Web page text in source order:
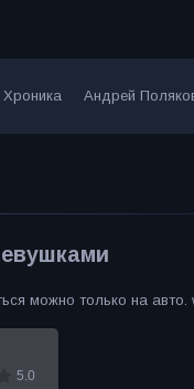
Хроника Андрей
можно только на авто.
5.0